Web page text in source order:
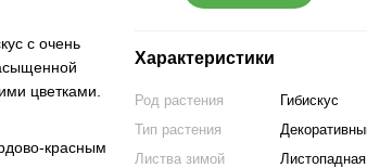
с очень
цветками.
красным
Характеристики
Род растения
Гибискус
Тип растения
Листва зимой
Листопадная